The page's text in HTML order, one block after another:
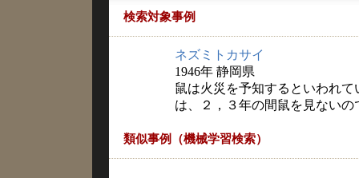
検索対象事例
ネズミトカサイ
1946年 静岡県
鼠は火災を予知するといわれ
は、２，３年の間鼠を見ない
類似事例（機械学習検索）